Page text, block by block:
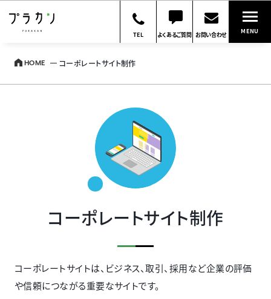
TEL よくあるご質問 お問い合わせ MENU
HOME コーポレートサイト制作
コーポレートサイト制作
コーポレートサイトは、ビジネス、取引、採用など企業の評価
や信頼につながる重要なサイトです。